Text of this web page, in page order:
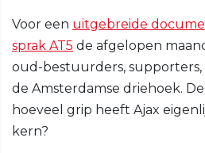
Voor een uitgebreide
sprak AT5 de afgelopen
oud-bestuurders, supporters,
de Amsterdamse driehoek.
hoeveel grip heeft Ajax
kern?